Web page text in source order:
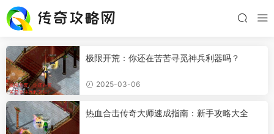
极限开荒：你还在苦苦寻觅神兵利器吗？
2025-03-06
热血合击传奇大师速成指南：新手攻略大全